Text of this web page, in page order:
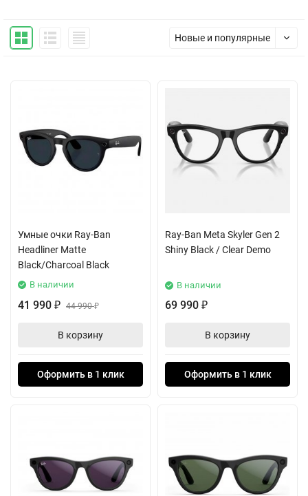
Новые и популярные
Умные очки Ray-Ban
Headliner Matte
Black/Charcoal Black
В наличии
41 990 ₽ 44 990₽
В корзину
Оформить в 1 клик
Ray-Ban Meta Skyler Gen 2
Shiny Black / Clear Demo
В наличии
69 990 ₽
В корзину
Оформить в 1 клик